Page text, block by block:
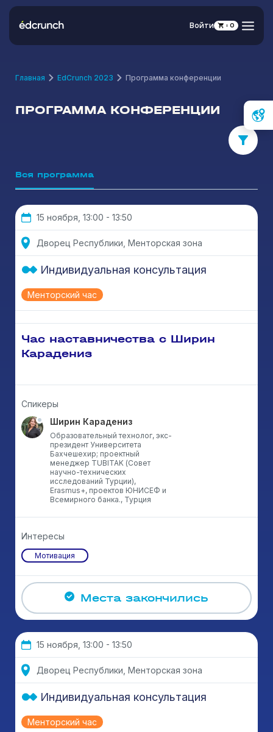
Войти 0
Главная EdCrunch 2023 Программа конференции
ПРОГРАММА КОНФЕРЕНЦИИ
Вся программа
15 ноября, 13:00 - 13:50
Дворец Республики, Менторская зона
Менторский час
Индивидуальная консультация
Час наставничества с Ширин
Карадениз
Спикеры
Ширин Карадениз
Образовательный технолог, экс-
президент Университета
Бахчешехир; проектный
менеджер TUBITAK (Совет
научно-технических
исследований Турции),
Erasmus+, проектов ЮНИСЕФ и
Всемирного банка., Турция
Интересы
Мотивация
Места закончились
15 ноября, 13:00 - 13:50
Дворец Республики, Менторская зона
Менторский час
Индивидуальная консультация